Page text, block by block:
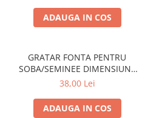
ADAUGA IN COS
GRATAR FONTA PENTRU
SOBA/SEMINEE DIMENSIUNE
250x170 mm
38,00 Lei
ADAUGA IN COS